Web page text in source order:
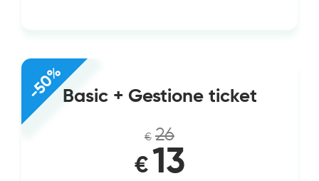
-50%Basic + Gestione ticket
€ 26
€13